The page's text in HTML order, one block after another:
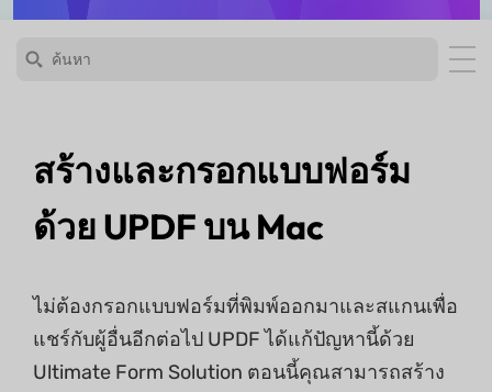
สร้างและกรอกแบบฟอร์ม
ด้วย UPDF บน Mac
ไม่ต้องกรอกแบบฟอร์มที่พิมพ์ออกมาและสแกนเพื่อ
แชร์กับผู้อื่นอีกต่อไป UPDF ได้แก้ปัญหานี้ด้วย
Ultimate Form Solution ตอนนี้คุณสามารถสร้าง